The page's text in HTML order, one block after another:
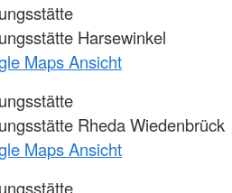
Harsewinkel
Maps Ansicht
Rheda Wiedenbrück
Maps Ansicht